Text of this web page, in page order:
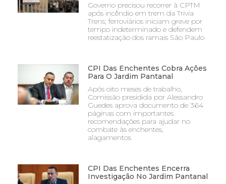
Governo precisou recorrer à CPTM
após incêndio em trem da Trivia
Trens; ferroviários iniciam greve por
tempo indeterminado e defendem
reestatização dos ramais São Paulo
CPI Das Enchentes Cobra Ações
Para O Jardim Pantanal
Após oito meses de trabalho,
Comissão presidida por Alessandro
Guedes aprova documento de 364
páginas com importantes
recomendações para ajudar no
combate às enchentes,
alagamentos
CPI Das Enchentes Encerra
Investigação No Jardim Pantanal